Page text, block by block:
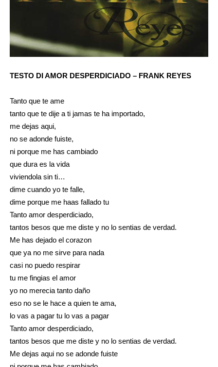
TESTO DI AMOR DESPERDICIADO – FRANK REYES
Tanto que te ame
tanto que te dije a ti jamas te ha importado,
me dejas aqui,
no se adonde fuiste,
ni porque me has cambiado
que dura es la vida
viviendola sin ti…
dime cuando yo te falle,
dime porque me haas fallado tu
Tanto amor desperdiciado,
tantos besos que me diste y no lo sentias de verdad.
Me has dejado el corazon
que ya no me sirve para nada
casi no puedo respirar
tu me fingias el amor
yo no merecia tanto daño
eso no se le hace a quien te ama,
lo vas a pagar tu lo vas a pagar
Tanto amor desperdiciado,
tantos besos que me diste y no lo sentias de verdad.
Me dejas aqui no se adonde fuiste